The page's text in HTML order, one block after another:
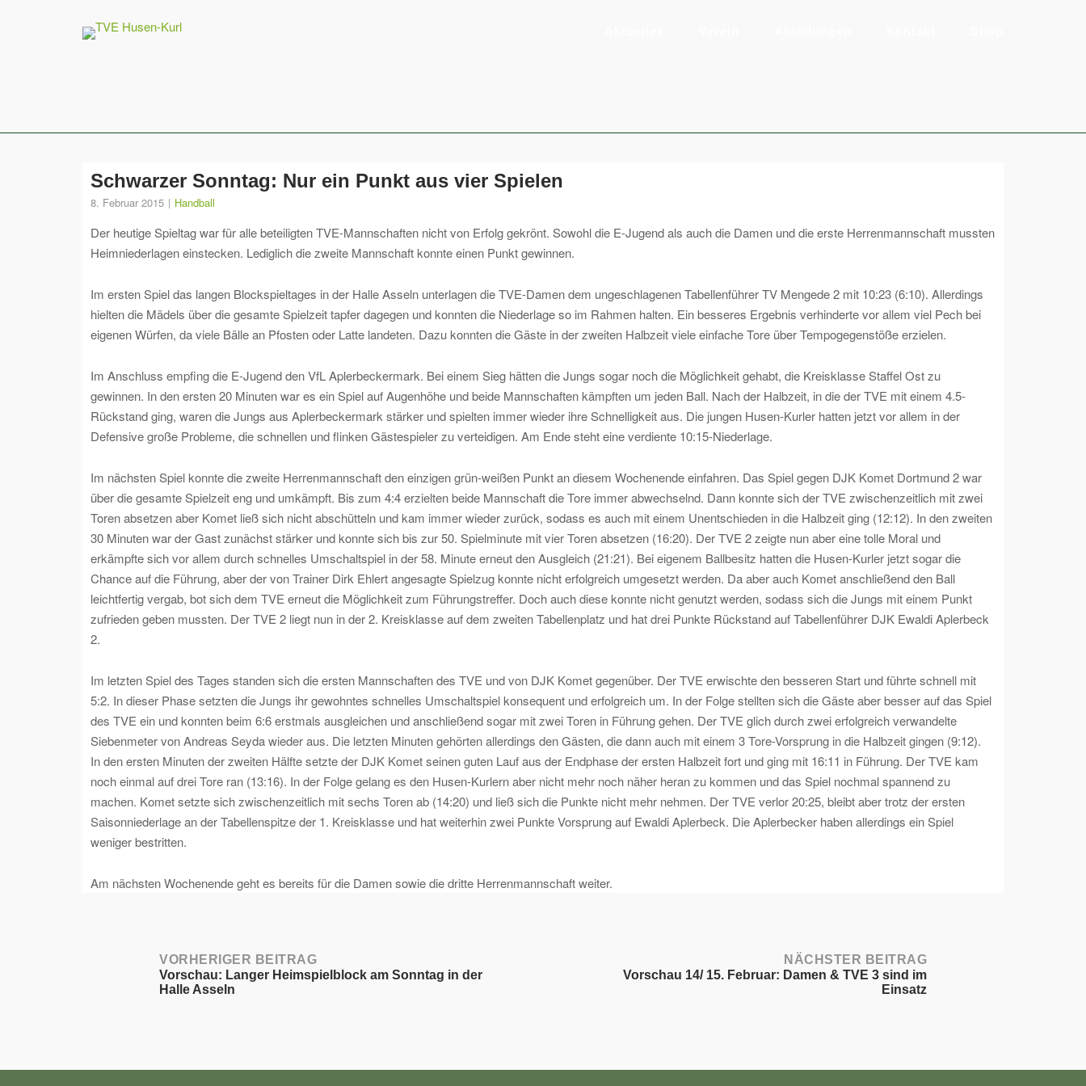
Schwarzer Sonntag: Nur ein Punkt aus vier Spielen
8. Februar 2015 Handball
Der heutige Spieltag war für alle beteiligten TVE-Mannschaften nicht von Erfolg gekrönt. Sowohl die E-Jugend als auch die Damen und die erste Herrenmannschaft mussten
Heimniederlagen einstecken. Lediglich die zweite Mannschaft konnte einen Punkt gewinnen.
Im ersten Spiel das langen Blockspieltages in der Halle Asseln unterlagen die TVE-Damen dem ungeschlagenen Tabellenführer TV Mengede 2 mit 10:23 (6:10). Allerdings
hielten die Mädels über die gesamte Spielzeit tapfer dagegen und konnten die Niederlage so im Rahmen halten. Ein besseres Ergebnis verhinderte vor allem viel Pech bei
eigenen Würfen, da viele Bälle an Pfosten oder Latte landeten. Dazu konnten die Gäste in der zweiten Halbzeit viele einfache Tore über Tempogegenstöße erzielen.
Im Anschluss empfing die E-Jugend den VfL Aplerbeckermark. Bei einem Sieg hätten die Jungs sogar noch die Möglichkeit gehabt, die Kreisklasse Staffel Ost zu
gewinnen. In den ersten 20 Minuten war es ein Spiel auf Augenhöhe und beide Mannschaften kämpften um jeden Ball. Nach der Halbzeit, in die der TVE mit einem 4.5-
Rückstand ging, waren die Jungs aus Aplerbeckermark stärker und spielten immer wieder ihre Schnelligkeit aus. Die jungen Husen-Kurler hatten jetzt vor allem in der
Defensive große Probleme, die schnellen und flinken Gästespieler zu verteidigen. Am Ende steht eine verdiente 10:15-Niederlage.
Im nächsten Spiel konnte die zweite Herrenmannschaft den einzigen grün-weißen Punkt an diesem Wochenende einfahren. Das Spiel gegen DJK Komet Dortmund 2 war
über die gesamte Spielzeit eng und umkämpft. Bis zum 4:4 erzielten beide Mannschaft die Tore immer abwechselnd. Dann konnte sich der TVE zwischenzeitlich mit zwei
Toren absetzen aber Komet ließ sich nicht abschütteln und kam immer wieder zurück, sodass es auch mit einem Unentschieden in die Halbzeit ging (12:12). In den zweiten
30 Minuten war der Gast zunächst stärker und konnte sich bis zur 50. Spielminute mit vier Toren absetzen (16:20). Der TVE 2 zeigte nun aber eine tolle Moral und
erkämpfte sich vor allem durch schnelles Umschaltspiel in der 58. Minute erneut den Ausgleich (21:21). Bei eigenem Ballbesitz hatten die Husen-Kurler jetzt sogar die
Chance auf die Führung, aber der von Trainer Dirk Ehlert angesagte Spielzug konnte nicht erfolgreich umgesetzt werden. Da aber auch Komet anschließend den Ball
leichtfertig vergab, bot sich dem TVE erneut die Möglichkeit zum Führungstreffer. Doch auch diese konnte nicht genutzt werden, sodass sich die Jungs mit einem Punkt
zufrieden geben mussten. Der TVE 2 liegt nun in der 2. Kreisklasse auf dem zweiten Tabellenplatz und hat drei Punkte Rückstand auf Tabellenführer DJK Ewaldi Aplerbeck
2.
Im letzten Spiel des Tages standen sich die ersten Mannschaften des TVE und von DJK Komet gegenüber. Der TVE erwischte den besseren Start und führte schnell mit
5:2. In dieser Phase setzten die Jungs ihr gewohntes schnelles Umschaltspiel konsequent und erfolgreich um. In der Folge stellten sich die Gäste aber besser auf das Spiel
des TVE ein und konnten beim 6:6 erstmals ausgleichen und anschließend sogar mit zwei Toren in Führung gehen. Der TVE glich durch zwei erfolgreich verwandelte
Siebenmeter von Andreas Seyda wieder aus. Die letzten Minuten gehörten allerdings den Gästen, die dann auch mit einem 3 Tore-Vorsprung in die Halbzeit gingen (9:12).
In den ersten Minuten der zweiten Hälfte setzte der DJK Komet seinen guten Lauf aus der Endphase der ersten Halbzeit fort und ging mit 16:11 in Führung. Der TVE kam
noch einmal auf drei Tore ran (13:16). In der Folge gelang es den Husen-Kurlern aber nicht mehr noch näher heran zu kommen und das Spiel nochmal spannend zu
machen. Komet setzte sich zwischenzeitlich mit sechs Toren ab (14:20) und ließ sich die Punkte nicht mehr nehmen. Der TVE verlor 20:25, bleibt aber trotz der ersten
Saisonniederlage an der Tabellenspitze der 1. Kreisklasse und hat weiterhin zwei Punkte Vorsprung auf Ewaldi Aplerbeck. Die Aplerbecker haben allerdings ein Spiel
weniger bestritten.
Am nächsten Wochenende geht es bereits für die Damen sowie die dritte Herrenmannschaft weiter.
navigation
VORHERIGER BEITRAG
Vorschau: Langer Heimspielblock am Sonntag in der
Halle Asseln
NÄCHSTER BEITRAG
Vorschau 14/ 15. Februar: Damen & TVE 3 sind im
Einsatz